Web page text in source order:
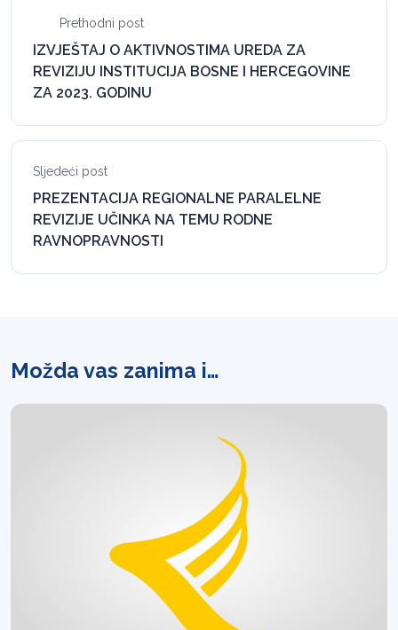
Prethodni post
IZVJEŠTAJ O AKTIVNOSTIMA UREDA ZA
REVIZIJU INSTITUCIJA BOSNE I HERCEGOVINE
ZA 2023. GODINU
Sljedeći post
PREZENTACIJA REGIONALNE PARALELNE
REVIZIJE UČINKA NA TEMU RODNE
RAVNOPRAVNOSTI
Možda vas zanima i…